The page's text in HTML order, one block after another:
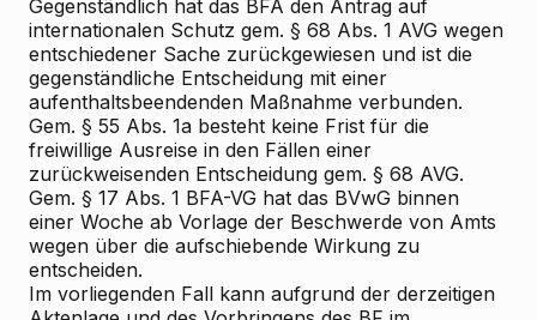
Gegenständlich hat das BFA den Antrag auf
internationalen Schutz gem. § 68 Abs. 1 AVG wegen
entschiedener Sache zurückgewiesen und ist die
gegenständliche Entscheidung mit einer
aufenthaltsbeendenden Maßnahme verbunden.
Gem. § 55 Abs. 1a besteht keine Frist für die
freiwillige Ausreise in den Fällen einer
zurückweisenden Entscheidung gem. § 68 AVG.
Gem. § 17 Abs. 1 BFA-VG hat das BVwG binnen
einer Woche ab Vorlage der Beschwerde von Amts
wegen über die aufschiebende Wirkung zu
entscheiden.
Im vorliegenden Fall kann aufgrund der derzeitigen